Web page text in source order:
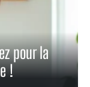
pour la
!